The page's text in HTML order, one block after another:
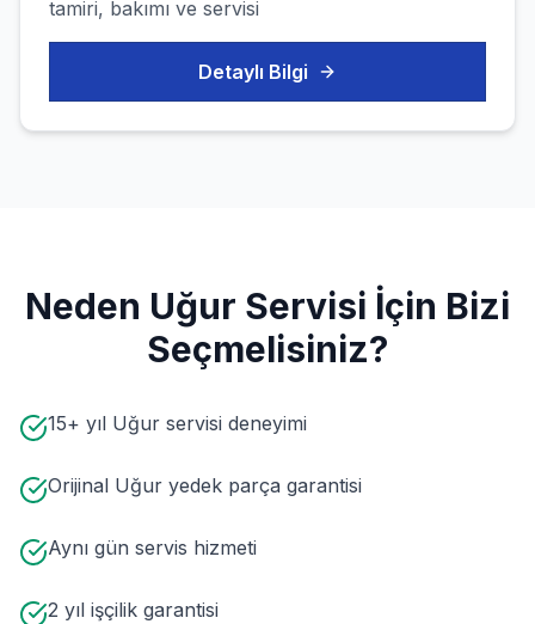
tamiri, bakımı ve servisi
Detaylı Bilgi
Neden Uğur Servisi İçin Bizi
Seçmelisiniz?
15+ yıl Uğur servisi deneyimi
Orijinal Uğur yedek parça garantisi
Aynı gün servis hizmeti
2 yıl işçilik garantisi